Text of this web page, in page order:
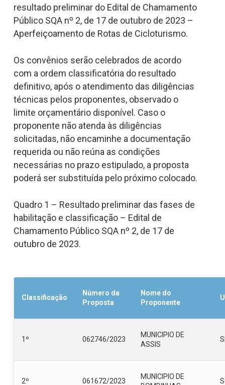
resultado preliminar do Edital de Chamamento
Público SQA nº 2, de 17 de outubro de 2023 –
Aperfeiçoamento de Rotas de Cicloturismo.
Os convênios serão celebrados de acordo
com a ordem classificatória do resultado
definitivo, após o atendimento das diligências
técnicas pelos proponentes, observado o
limite orçamentário disponível. Caso o
proponente não atenda às diligências
solicitadas, não encaminhe a documentação
requerida ou não reúna as condições
necessárias no prazo estipulado, a proposta
poderá ser substituída pelo próximo colocado.
Quadro 1 – Resultado preliminar das fases de
habilitação e classificação – Edital de
Chamamento Público SQA nº 2, de 17 de
outubro de 2023.
Classificação
Número da
Proposta
Nome do
Proponente
1º 062746/2023
MUNICIPIO DE
ASSIS
2º 061672/2023
MUNICIPIO DE